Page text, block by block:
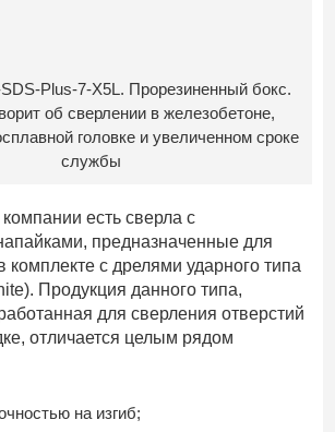
Plus-7-X5L. Прорезиненный бокс.
об сверлении в железобетоне,
головке и увеличенном сроке
службы
есть сверла с
предназначенные для
комплекте с дрелями ударного типа
Продукция данного типа,
для сверления отверстий
отличается целым рядом
на изгиб;